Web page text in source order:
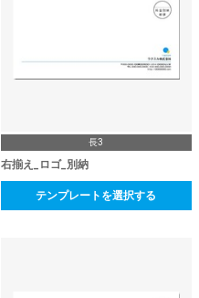
長3
右揃え_ロゴ_別納
テンプレートを選択する